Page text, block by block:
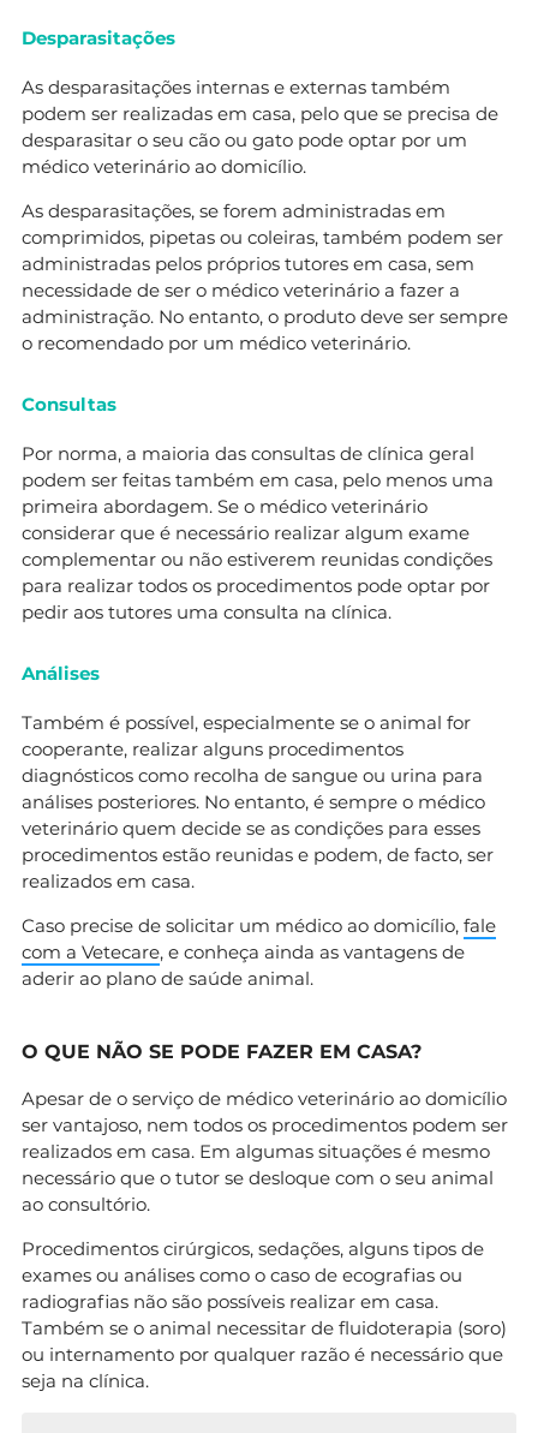
Desparasitações
As desparasitações internas e externas também
podem ser realizadas em casa, pelo que se precisa de
desparasitar o seu cão ou gato pode optar por um
médico veterinário ao domicílio.
As desparasitações, se forem administradas em
comprimidos, pipetas ou coleiras, também podem ser
administradas pelos próprios tutores em casa, sem
necessidade de ser o médico veterinário a fazer a
administração. No entanto, o produto deve ser sempre
o recomendado por um médico veterinário.
Consultas
Por norma, a maioria das consultas de clínica geral
podem ser feitas também em casa, pelo menos uma
primeira abordagem. Se o médico veterinário
considerar que é necessário realizar algum exame
complementar ou não estiverem reunidas condições
para realizar todos os procedimentos pode optar por
pedir aos tutores uma consulta na clínica.
Análises
Também é possível, especialmente se o animal for
cooperante, realizar alguns procedimentos
diagnósticos como recolha de sangue ou urina para
análises posteriores. No entanto, é sempre o médico
veterinário quem decide se as condições para esses
procedimentos estão reunidas e podem, de facto, ser
realizados em casa.
Caso precise de solicitar um médico ao domicílio, fale
com a Vetecare, e conheça ainda as vantagens de
aderir ao plano de saúde animal.
O QUE NÃO SE PODE FAZER EM CASA?
Apesar de o serviço de médico veterinário ao domicílio
ser vantajoso, nem todos os procedimentos podem ser
realizados em casa. Em algumas situações é mesmo
necessário que o tutor se desloque com o seu animal
ao consultório.
Procedimentos cirúrgicos, sedações, alguns tipos de
exames ou análises como o caso de ecografias ou
radiografias não são possíveis realizar em casa.
Também se o animal necessitar de fluidoterapia (soro)
ou internamento por qualquer razão é necessário que
seja na clínica.